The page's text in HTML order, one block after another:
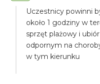
Uczestnicy powinni
około 1 godziny w
sprzęt plażowy i
odpornym na
w tym kierunku